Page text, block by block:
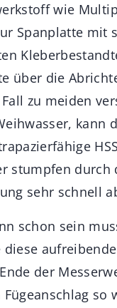
wie
Spanplatte mit
über die
zu meiden
kann
stumpfen durch
sehr schnell
schon sein
diese
der
Fügeanschlag so